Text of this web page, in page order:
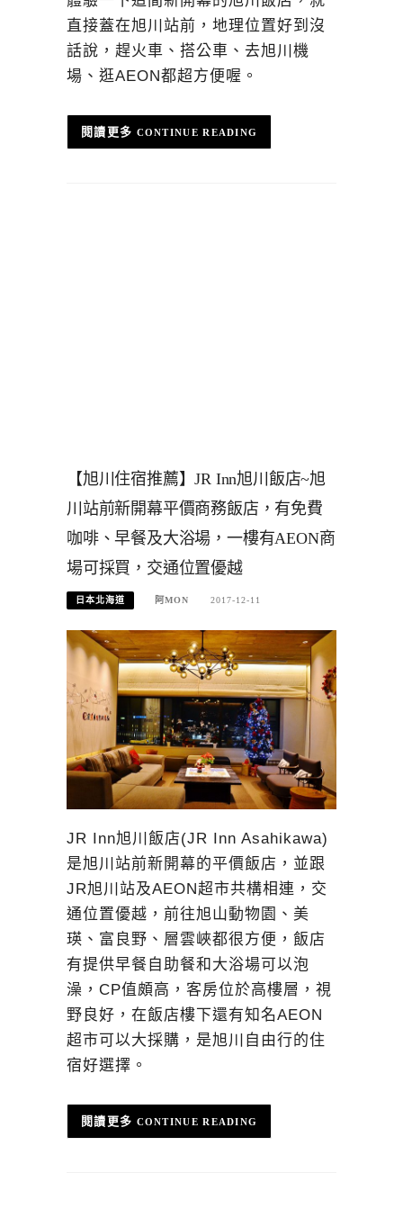
直接蓋在旭川站前，地理位置好到沒
話說，趕火車、搭公車、去旭川機
場、逛AEON都超方便喔。
CONTINUE READING
【旭川住宿推薦】JR Inn旭川飯店~旭
川站前新開幕平價商務飯店，有免費
咖啡、早餐及大浴場，一樓有AEON商
場可採買，交通位置優越
日本北海道 阿MON 2017-12-11
JR Inn旭川飯店(JR Inn Asahikawa)
是旭川站前新開幕的平價飯店，並跟
JR旭川站及AEON超市共構相連，交
通位置優越，前往旭山動物園、美
瑛、富良野、層雲峽都很方便，飯店
有提供早餐自助餐和大浴場可以泡
澡，CP值頗高，客房位於高樓層，視
野良好，在飯店樓下還有知名AEON
超市可以大採購，是旭川自由行的住
宿好選擇。
CONTINUE READING